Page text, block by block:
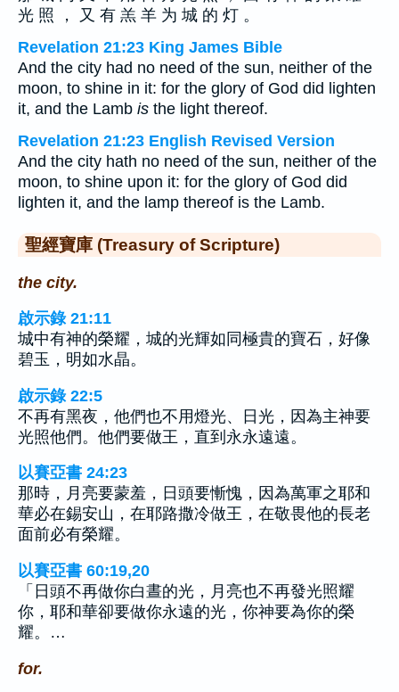
光 照 ， 又 有 羔 羊 为 城 的 灯 。
Revelation 21:23 King James Bible
And the city had no need of the sun, neither of the
moon, to shine in it: for the glory of God did lighten
it, and the Lamb is the light thereof.
Revelation 21:23 English Revised Version
And the city hath no need of the sun, neither of the
moon, to shine upon it: for the glory of God did
lighten it, and the lamp thereof is the Lamb.
聖經寶庫 (Treasury of Scripture)
the city.
啟示錄 21:11
城中有神的榮耀，城的光輝如同極貴的寶石，好像
碧玉，明如水晶。
啟示錄 22:5
不再有黑夜，他們也不用燈光、日光，因為主神要
光照他們。他們要做王，直到永永遠遠。
以賽亞書 24:23
那時，月亮要蒙羞，日頭要慚愧，因為萬軍之耶和
華必在錫安山，在耶路撒冷做王，在敬畏他的長老
面前必有榮耀。
以賽亞書 60:19,20
「日頭不再做你白晝的光，月亮也不再發光照耀
你，耶和華卻要做你永遠的光，你神要為你的榮
耀。…
for.